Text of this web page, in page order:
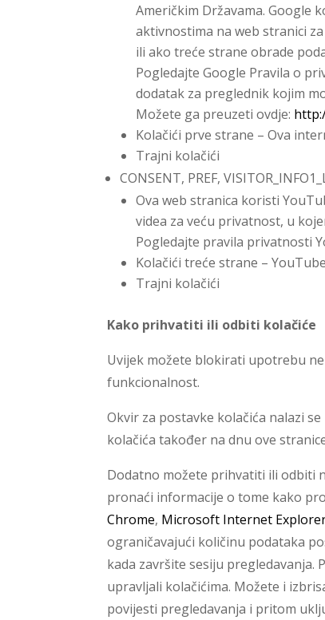
Američkim Državama. Google
aktivnostima na web stranici
ili ako treće strane obrade
Pogledajte Google Pravila o
dodatak za preglednik kojim
Možete ga preuzeti ovdje:
Kolačići prve strane – Ova
Trajni kolačići
CONSENT, PREF,
Ova web stranica koristi
videa za veću privatnost, u
Pogledajte pravila privatnosti
Kolačići treće strane – YouTube
Trajni kolačići
Kako prihvatiti ili odbiti kolačiće
Uvijek možete blokirati upotrebu
funkcionalnost.
Okvir za postavke kolačića nalazi
kolačića također na dnu ove
Dodatno možete prihvatiti ili odbiti
pronaći informacije o tome kako
Chrome, Microsoft Internet
ograničavajući količinu podataka
kada završite sesiju
upravljali kolačićima. Možete i
povijesti pregledavanja i pritom